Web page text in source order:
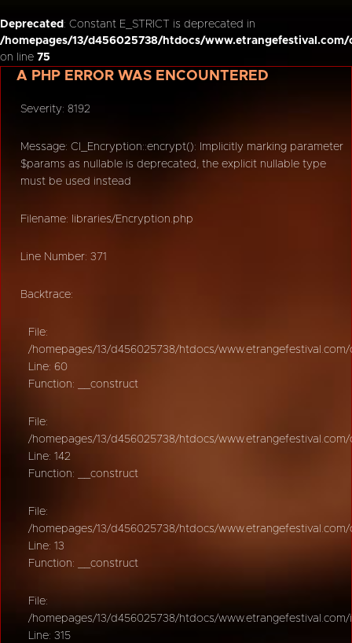
Deprecated : Constant E_STRICT is deprecated in
/homepages/13/d456025738/htdocs/
on line 75
A PHP ERROR WAS ENCOUNTERED
Severity: 8192
Message: CI_Encryption::encrypt(): Implicitly marking parameter
$params as nullable is deprecated, the explicit nullable type
must be used instead
Filename: libraries/Encryption.php
Line Number: 371
Backtrace:
File:
/homepages/13/d456025738/htdocs/
Line: 60
Function: __construct
File:
/homepages/13/d456025738/htdocs/
Line: 142
Function: __construct
File:
/homepages/13/d456025738/htdocs/
Line: 13
Function: __construct
File:
/homepages/13/d456025738/htdocs/
Line: 315